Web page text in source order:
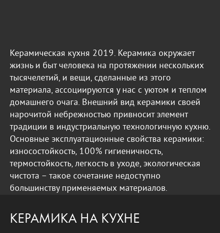
Керамическая кухня 2019. Керамика окружает
жизнь и быт человека на протяжении нескольких
тысячелетий, и вещи, сделанные из этого
материала, ассоциируются у нас с уютом и теплом
домашнего очага. Внешний вид керамики своей
нарочитой небрежностью привносит элемент
традиции в индустриальную технологичную кухню.
Основные эксплуатационные свойства керамики:
износостойкость, 100% гигиеничность,
термостойкость, легкость в уходе, экологическая
чистота – такое сочетание недоступно
большинству применяемых материалов.
КЕРАМИКА НА КУХНЕ